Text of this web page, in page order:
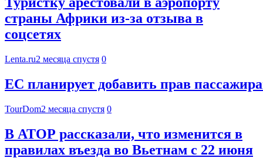
страны Африки из-за отзыва в
соцсетях
Lenta.ru2 месяца спустя 0
ЕС планирует добавить прав
TourDom2 месяца спустя 0
В АТОР рассказали, что изменится в
правилах въезда во Вьетнам с 22 июня